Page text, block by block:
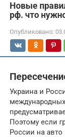
Новые
рф. что
Опубликовано:
Украина и
международных
Поэтому если
России на авто